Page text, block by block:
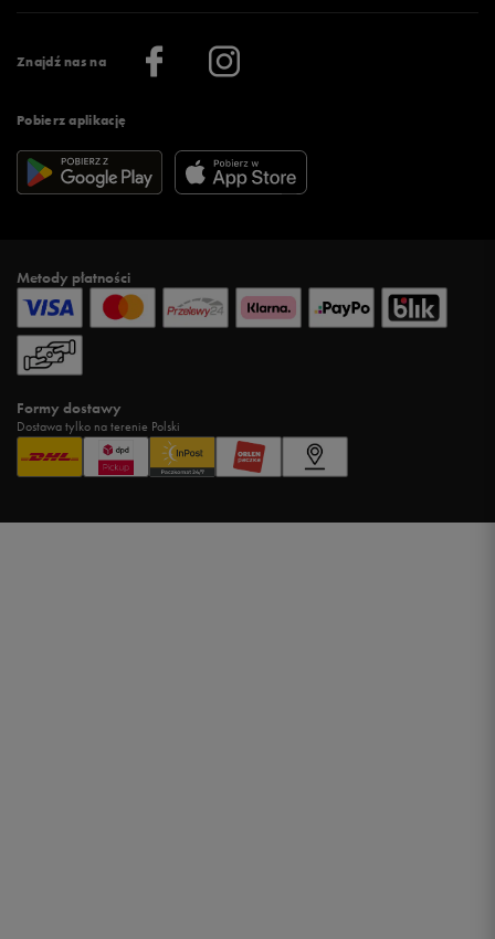
Znajdź nas na
Pobierz aplikację
Regulamin aplikacji 50 style
Więcej regulaminów >
Praca
Informacje o firmie
Metody płatności
Formy dostawy
Dostawa tylko na terenie Polski